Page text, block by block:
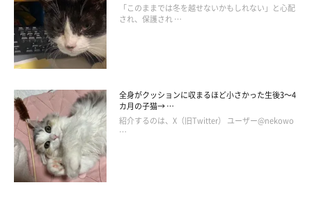
「このままでは冬を越せないかもしれない」と心配
され、保護され …
全身がクッションに収まるほど小さかった生後3～4
カ月の子猫→ …
紹介するのは、X（旧Twitter） ユーザー@nekowo
…